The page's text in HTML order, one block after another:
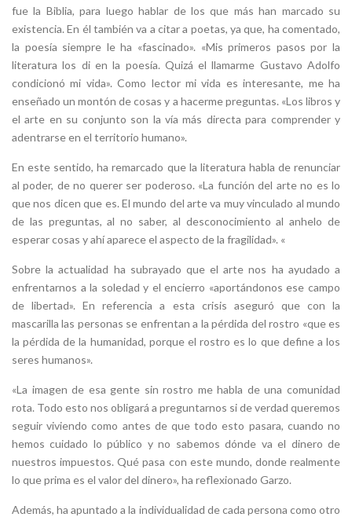
fue la Biblia, para luego hablar de los que más han marcado su
existencia. En él también va a citar a poetas, ya que, ha comentado,
la poesía siempre le ha «fascinado». «Mis primeros pasos por la
literatura los di en la poesía. Quizá el llamarme Gustavo Adolfo
condicionó mi vida». Como lector mi vida es interesante, me ha
enseñado un montón de cosas y a hacerme preguntas. «Los libros y
el arte en su conjunto son la vía más directa para comprender y
adentrarse en el territorio humano».
En este sentido, ha remarcado que la literatura habla de renunciar
al poder, de no querer ser poderoso. «La función del arte no es lo
que nos dicen que es. El mundo del arte va muy vinculado al mundo
de las preguntas, al no saber, al desconocimiento al anhelo de
esperar cosas y ahí aparece el aspecto de la fragilidad». «
Sobre la actualidad ha subrayado que el arte nos ha ayudado a
enfrentarnos a la soledad y el encierro «aportándonos ese campo
de libertad». En referencia a esta crisis aseguró que con la
mascarilla las personas se enfrentan a la pérdida del rostro «que es
la pérdida de la humanidad, porque el rostro es lo que define a los
seres humanos».
«La imagen de esa gente sin rostro me habla de una comunidad
rota. Todo esto nos obligará a preguntarnos si de verdad queremos
seguir viviendo como antes de que todo esto pasara, cuando no
hemos cuidado lo público y no sabemos dónde va el dinero de
nuestros impuestos. Qué pasa con este mundo, donde realmente
lo que prima es el valor del dinero», ha reflexionado Garzo.
Además, ha apuntado a la individualidad de cada persona como otro